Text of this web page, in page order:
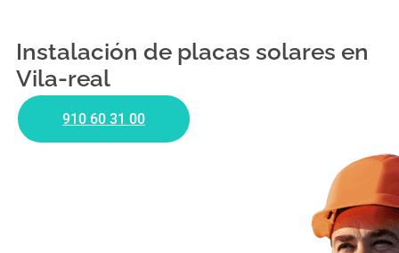
Instalación de placas solares en
Vila-real
910 60 31 00